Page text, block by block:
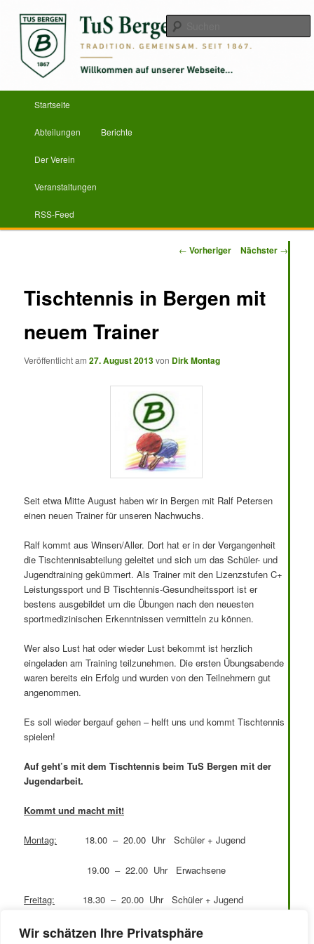
Wir schätzen Ihre Privatsphäre
primären
Inhalt
springenTuS Bergen von 1867 e.V.
Startseite
Abteilungen Berichte
Der Verein
Veranstaltungen
RSS-Feed
Beitragsnavigation
← Vorheriger Nächster →
Tischtennis in Bergen mit
neuem Trainer
Veröffentlicht am27. August 2013von Dirk Montag
Seit etwa Mitte August haben wir in Bergen mit Ralf Petersen
einen neuen Trainer für unseren Nachwuchs.
Ralf kommt aus Winsen/Aller. Dort hat er in der Vergangenheit
die Tischtennisabteilung geleitet und sich um das Schüler- und
Jugendtraining gekümmert. Als Trainer mit den Lizenzstufen C+
Leistungssport und B Tischtennis-Gesundheitssport ist er
bestens ausgebildet um die Übungen nach den neuesten
sportmedizinischen Erkenntnissen vermitteln zu können.
Wer also Lust hat oder wieder Lust bekommt ist herzlich
eingeladen am Training teilzunehmen. Die ersten Übungsabende
waren bereits ein Erfolg und wurden von den Teilnehmern gut
angenommen.
Es soll wieder bergauf gehen – helft uns und kommt Tischtennis
spielen!
Auf geht’s mit dem Tischtennis beim TuS Bergen mit der
Jugendarbeit.
Kommt und macht mit!
Montag: 18.00 – 20.00 Uhr Schüler + Jugend
19.00 – 22.00 Uhr Erwachsene
Freitag: 18.30 – 20.00 Uhr Schüler + Jugend
19.00 – 22.00 Uhr Jugend und Erwachsene